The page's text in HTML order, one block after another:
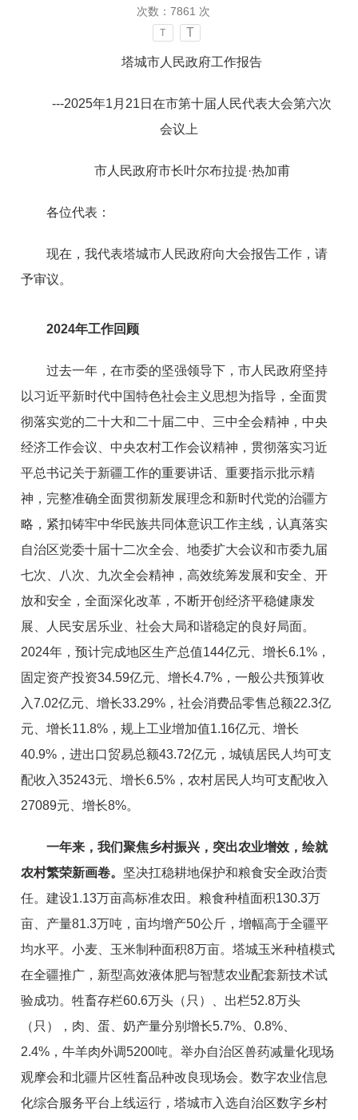
次数： 7861 次
T T
塔城市 人民政府工作报告
---2025年1月21日在市第十届人民代表大会第六次
会议上
市人民政府市长叶尔布拉提·热加甫
各位代表：
现在 ，我代表塔城市人民政府向大会报告工作，请
予审议。
2024年工作回顾
过去一年，在市委的坚强领导下，市人民政府坚持
以习近平新时代中国特色社会主义思想为指导，全面贯
彻落实党的二十大和二十届二中、三中全会精神 ， 中央
经济工作会议、中央农村工作会议精神，贯彻落实习近
平总书记关于新疆工作的重要讲话 、重要指示批示精
神，完整准确全面贯彻新发展理念和新时代党的治疆方
略 ， 紧扣铸牢中华民族共同体意识工作主线，认真落实
自治区党委十届十二次全会 、地委扩大会议和市委九届
七次、八次、九次全会精神，高效统筹发展和安全、开
放和安全，全面深化改革，不断开创经济平稳健康发
展、
人民安居乐业、社会大局和谐稳定的良好局面。
2024年，预计完成地区生产总值144亿元 、增长6.1% ，
固定资产投资34.59亿元 、增长4.7% ，一般公共预算收
入7.02亿元 、增长33.29% ，社会消费品零售总额22.3亿
元 、增长11.8% ，规上工业增加值1.16亿元 、增长
40.9% ，进出口贸易总额43.72亿元 ，城镇居民人均可支
配收入35243元、增长6.5% ，农村居民人均可支配收入
27089元、增长8%。
一年来，我们聚焦乡村振兴，突出农业增效，绘就
农村繁荣新画卷。 坚决扛稳耕地保护和粮食安全政治责
任。建设1.13万亩高标准农田。粮食种植面积130.3万
亩、产量81.3万吨，亩均增产50公斤，增幅高于全疆平
均水平。小麦、玉米制种面积8万亩。塔城玉米种植模式
在全疆推广， 新型高效液体肥与智慧农业配套新技术试
验成功。牲畜存栏60.6万头（只）、出栏52.8万头
（只），肉、蛋、奶产量分别增长5.7%、0.8%、
2.4% ，牛羊肉外调5200吨。举办自治区兽药减量化现场
观摩会和北疆片区牲畜品种改良现场会。数字农业信息
化综合服务平台上线运行，塔城市入选自治区数字乡村